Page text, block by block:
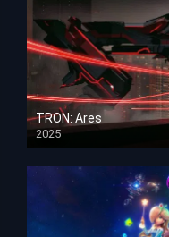
TRON: Ares
2025
HD 1080p